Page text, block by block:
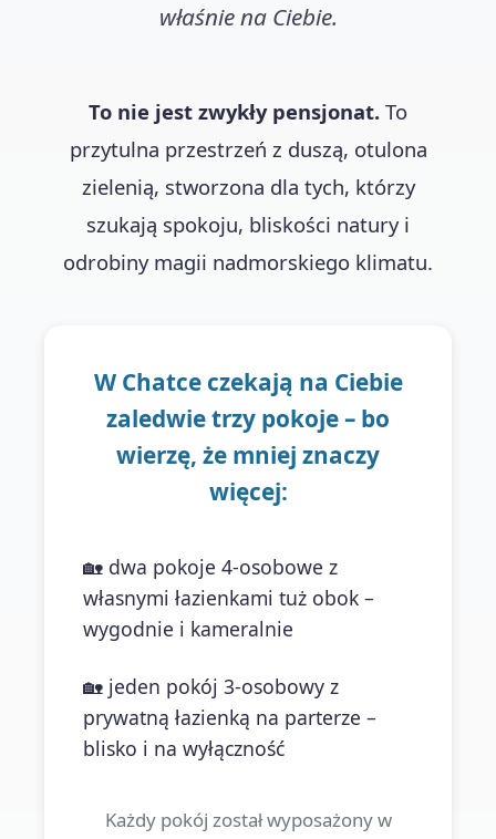
właśnie na Ciebie.
To nie jest zwykły pensjonat. To
przytulna przestrzeń z duszą, otulona
zielenią, stworzona dla tych, którzy
szukają spokoju, bliskości natury i
odrobiny magii nadmorskiego klimatu.
W Chatce czekają na Ciebie
zaledwie trzy pokoje – bo
wierzę, że mniej znaczy
więcej:
🏡 dwa pokoje 4-osobowe z
własnymi łazienkami tuż obok –
wygodnie i kameralnie
🏡 jeden pokój 3-osobowy z
prywatną łazienką na parterze –
blisko i na wyłączność
Każdy pokój został wyposażony w